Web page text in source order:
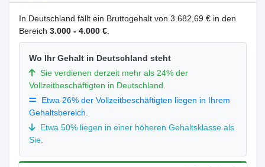
In Deutschland fällt ein Bruttogehalt von 3.682,69 € in den
Bereich 3.000 - 4.000 €.
Wo Ihr Gehalt in Deutschland steht
Sie verdienen derzeit mehr als 24% der
Vollzeitbeschäftigten in Deutschland.
Etwa 26% der Vollzeitbeschäftigten liegen in Ihrem
Gehaltsbereich.
Etwa 50% liegen in einer höheren Gehaltsklasse als
Sie.